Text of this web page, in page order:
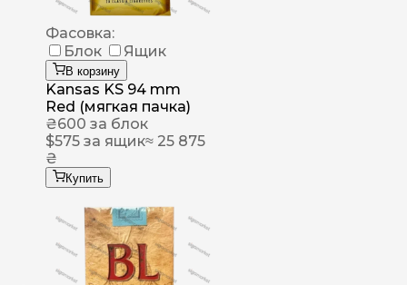
Фасовка:
Блок
Ящик
В корзину
Kansas KS 94 mm
Red (мягкая пачка)
₴600 за блок
$575 за ящик≈ 25 875
₴
Купить